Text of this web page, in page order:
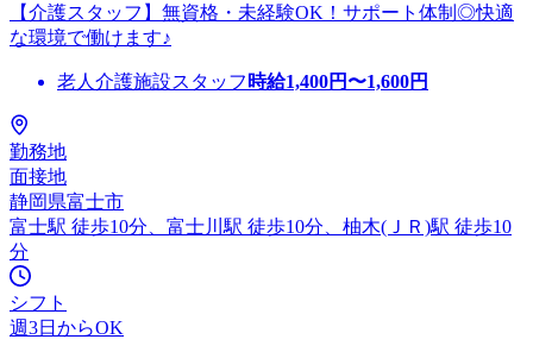
【介護スタッフ】無資格・未経験OK！サポート体制◎快適
な環境で働けます♪
老人介護施設スタッフ 時給1,400円〜1,600円
勤務地
面接地
静岡県富士市
富士駅 徒歩10分、富士川駅 徒歩10分、柚木(ＪＲ)駅 徒歩10
分
シフト
週3日からOK